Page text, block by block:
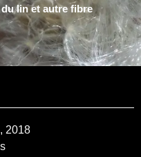
lin et autre fibre
2018